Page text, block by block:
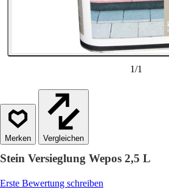
1/1
Vergleichen
Stein Versieglung Wepos 2,5 L
Erste Bewertung schreiben